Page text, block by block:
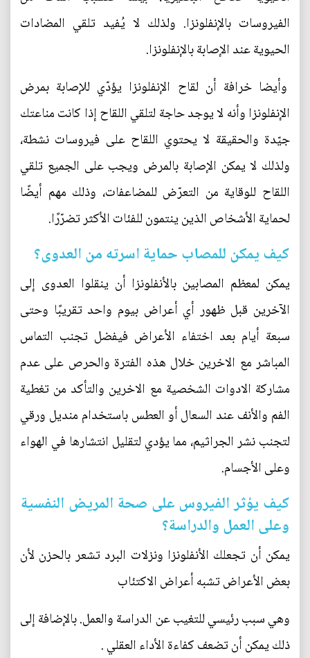
الفيروسات بالإنفلونزا. ولذلك لا يُفيد تلقي المضادات
الحيوية عند الإصابة بالإنفلونزا.
وأيضا خرافة أن لقاح الإنفلونزا يؤدّي للإصابة بمرض
الإنفلونزا وأنه لا يوجد حاجة لتلقي اللقاح إذا كانت مناعتك
جيّدة والحقيقة لا يحتوي اللقاح على فيروسات نشطة،
ولذلك لا يمكن الإصابة بالمرض ويجب على الجميع تلقي
اللقاح للوقاية من التعرّض للمضاعفات، وذلك مهم أيضًا
لحماية الأشخاص الذين ينتمون للفئات الأكثر تضرّرًا.
كيف يمكن للمصاب حماية اسرته من العدوى؟
يمكن لمعظم المصابين بالأنفلونزا أن ينقلوا العدوى إلى
الآخرين قبل ظهور أي أعراض بيوم واحد تقريبًا وحتى
سبعة أيام بعد اختفاء الأعراض فيفضل تجنب التماس
المباشر مع الاخرين خلال هذه الفترة والحرص على عدم
مشاركة الادوات الشخصية مع الاخرين والتأكد من تغطية
الفم والأنف عند السعال أو العطس باستخدام منديل ورقي
لتجنب نشر الجراثيم، مما يؤدي لتقليل انتشارها في الهواء
وعلى الأجسام.
كيف يؤثر الفيروس على صحة المريض النفسية
وعلى العمل والدراسة؟
يمكن أن تجعلك الأنفلونزا ونزلات البرد تشعر بالحزن لأن
بعض الأعراض تشبه أعراض الاكتئاب
وهي سبب رئيسي للتغيب عن الدراسة والعمل. بالإضافة إلى
ذلك يمكن أن تضعف كفاءة الأداء العقلي .